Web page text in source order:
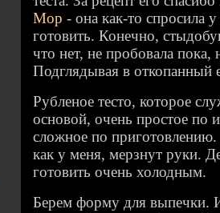
Мор - она как-то спросила
готовить. Конечно,
что нет, не пробовала пока,
Подглядывая в откопанный
Рубленое тесто, которое
основой, очень простое по
сложное по
как у меня, мерзнут руки.
готовить очень холодным.
Берем форму для выпечки.